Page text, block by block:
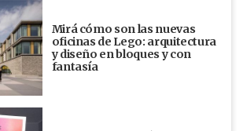
Mirá cómo son las nuevas
oficinas de Lego: arquitectura
y diseño en bloques y con
fantasía